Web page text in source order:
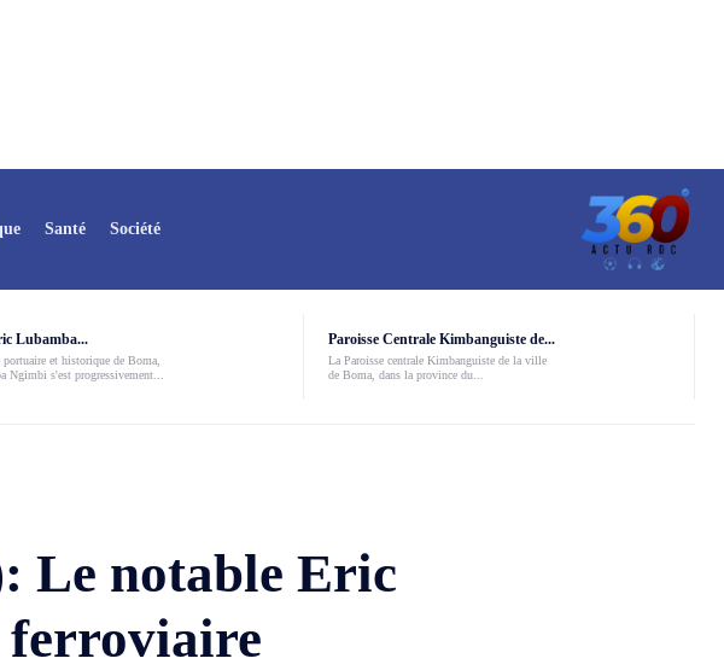
Santé Société
Lubamba...
et historique de Boma,
Ngimbi s'est progressivement...
Paroisse Centrale Kimbanguiste de...
La Paroisse centrale Kimbanguiste de la ville
de Boma, dans la province du...
Le notable Eric
ferroviaire